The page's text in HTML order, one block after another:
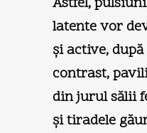
latente vor
şi active,
contrast,
din jurul sălii
şi tiradele